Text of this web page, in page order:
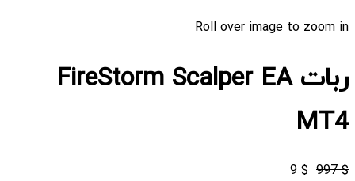
Roll over image to zoom in
ربات FireStorm Scalper EA
MT4
$
997
قیمت
$
9 قیمت